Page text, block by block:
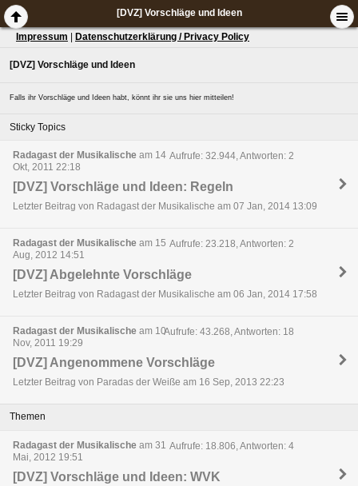
[DVZ] Vorschläge und Ideen
Impressum Datenschutzerklärung / Privacy Policy
[DVZ] Vorschläge und Ideen
Falls ihr Vorschläge und Ideen habt, könnt ihr sie uns hier mitteilen!
Sticky Topics
Radagast der Musikalische am 14
Okt, 2011 22:18
Aufrufe: 32.944, Antworten: 2
[DVZ] Vorschläge und Ideen: Regeln
Letzter Beitrag von Radagast der Musikalische am 07 Jan, 2014 13:09
Radagast der Musikalische am 15
Aug, 2012 14:51
Aufrufe: 23.218, Antworten: 2
[DVZ] Abgelehnte Vorschläge
Letzter Beitrag von Radagast der Musikalische am 06 Jan, 2014 17:58
Radagast der Musikalische am 10
Nov, 2011 19:29
Aufrufe: 43.268, Antworten: 18
[DVZ] Angenommene Vorschläge
Letzter Beitrag von Paradas der Weiße am 16 Sep, 2013 22:23
Themen
Radagast der Musikalische am 31
Mai, 2012 19:51
Aufrufe: 18.806, Antworten: 4
[DVZ] Vorschläge und Ideen: WVK